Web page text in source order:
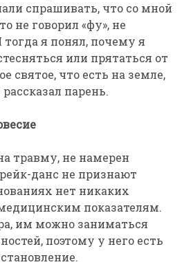
спрашивать, что со мной
не говорил «фу», не
тогда я понял, почему я
или прятаться от
святое, что есть на земле,
парень.
травму, не намерен
данс не признают
нет никаких
показателям.
им можно заниматься
поэтому у него есть